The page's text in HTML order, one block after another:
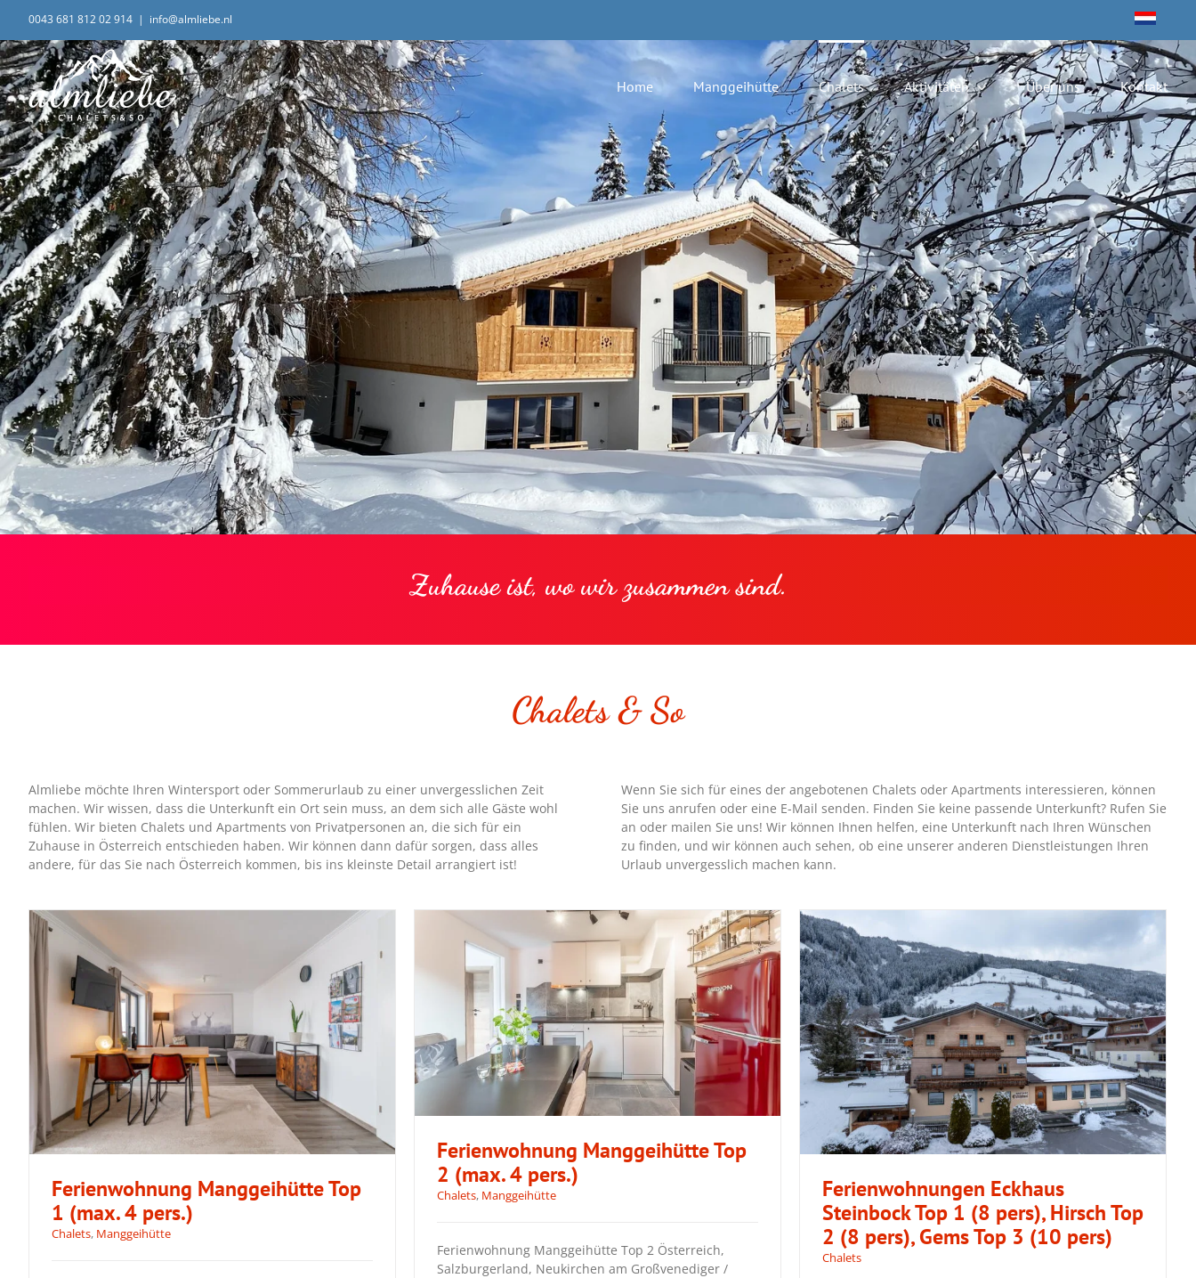
inhoud
0043 681 812 02 914 | info@almliebe.nl
Home Manggeihütte Chalets Aktivitäten Über uns Kontakt
Zuhause ist, wo wir zusammen sind.
Chalets & So
Almliebe möchte Ihren Wintersport oder Sommerurlaub zu einer unvergesslichen Zeit
machen. Wir wissen, dass die Unterkunft ein Ort sein muss, an dem sich alle Gäste wohl
fühlen. Wir bieten Chalets und Apartments von Privatpersonen an, die sich für ein
Zuhause in Österreich entschieden haben. Wir können dann dafür sorgen, dass alles
andere, für das Sie nach Österreich kommen, bis ins kleinste Detail arrangiert ist!
Wenn Sie sich für eines der angebotenen Chalets oder Apartments interessieren, können
Sie uns anrufen oder eine E-Mail senden. Finden Sie keine passende Unterkunft? Rufen Sie
an oder mailen Sie uns! Wir können Ihnen helfen, eine Unterkunft nach Ihren Wünschen
zu finden, und wir können auch sehen, ob eine unserer anderen Dienstleistungen Ihren
Urlaub unvergesslich machen kann.
Ferienwohnung Manggeihütte Top
1 (max. 4 pers.)
Chalets, Manggeihütte
Ferienwohnung Manggeihütte Top 2
Ferienwohnung Manggeihütte Top
2 (max. 4 pers.)
Chalets, Manggeihütte
Ferienwohnung Manggeihütte Top 2 Österreich,
Salzburgerland, Neukirchen am Großvenediger /
Ferienwohnungen Eckhaus Steinbock
Ferienwohnungen Eckhaus
Steinbock Top 1 (8 pers), Hirsch Top
2 (8 pers), Gems Top 3 (10 pers)
Chalets